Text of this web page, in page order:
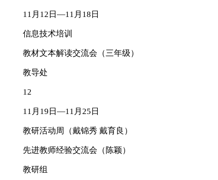
11月12日—11月18日
信息技术培训
教材文本解读交流会（三年级）
教导处
12
11月19日—11月25日
教研活动周（戴锦秀 戴育良）
先进教师经验交流会（陈颖）
教研组